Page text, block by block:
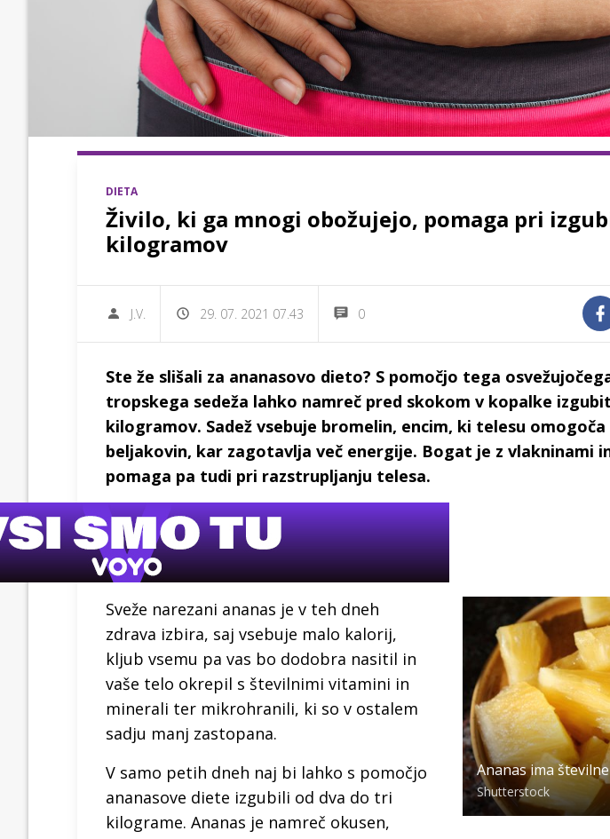
DIETA
Živilo, ki ga mnogi obožujejo, pomaga pri
kilogramov
J.V. 29. 07. 2021 07.43 0
Ste že slišali za ananasovo dieto? S pomočjo tega
tropskega sedeža lahko namreč pred skokom v kopalke
kilogramov. Sadež vsebuje bromelin, encim, ki telesu
beljakovin, kar zagotavlja več energije. Bogat je z vlakninami
pomaga pa tudi pri razstrupljanju telesa.
Ananas ima
Shutterstock
Sveže narezani ananas je v teh dneh
zdrava izbira, saj vsebuje malo kalorij,
kljub vsemu pa vas bo dodobra nasitil in
vaše telo okrepil s številnimi vitamini in
minerali ter mikrohranili, ki so v ostalem
sadju manj zastopana.
V samo petih dneh naj bi lahko s pomočjo
ananasove diete izgubili od dva do tri
kilograme. Ananas je namreč okusen,